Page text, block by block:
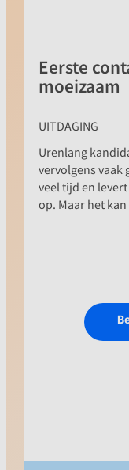
Eerste
moeizaam
UITDAGING
Urenlang
vervolgens vaak
veel tijd en
op. Maar het
Met
dat je